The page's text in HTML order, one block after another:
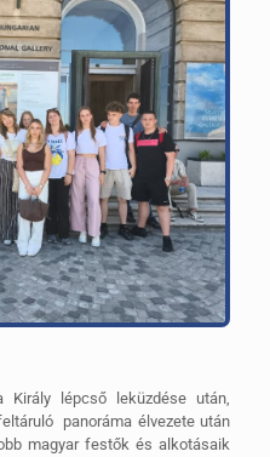
lépcső leküzdése után,
panoráma élvezete után
magyar festők és alkotásaik